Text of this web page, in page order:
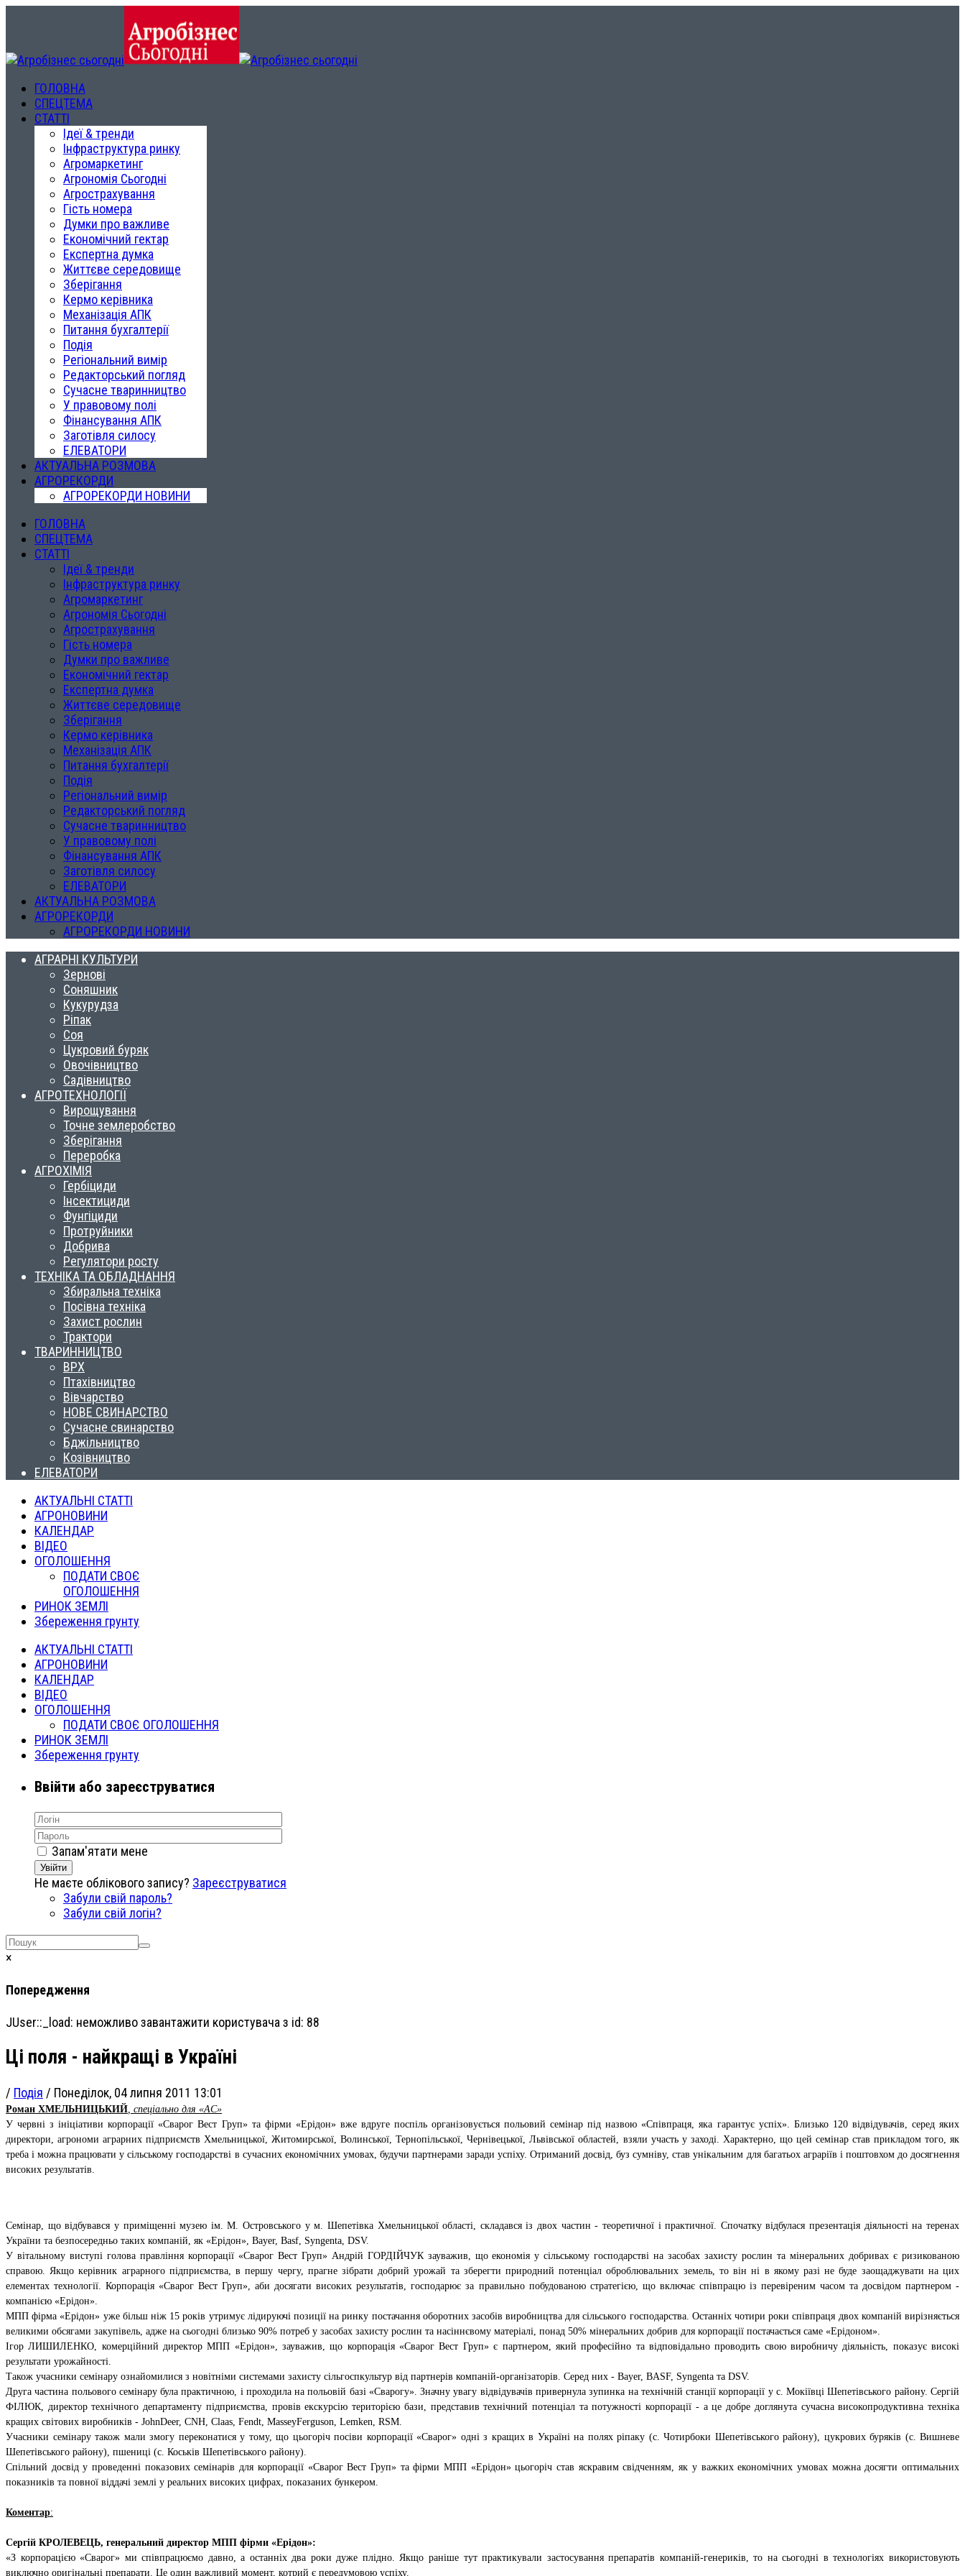
ГОЛОВНА
СПЕЦТЕМА
СТАТТІ
Ідеї & тренди
Інфраструктура ринку
Агромаркетинг
Агрономія Сьогодні
Агрострахування
Гість номера
Думки про важливе
Економічний гектар
Експертна думка
Життєве середовище
Зберігання
Кермо керівника
Механізація АПК
Питання бухгалтерії
Подія
Регіональний вимір
Редакторський погляд
Сучасне тваринництво
У правовому полі
Фінансування АПК
Заготівля силосу
ЕЛЕВАТОРИ
АКТУАЛЬНА РОЗМОВА
АГРОРЕКОРДИ
АГРОРЕКОРДИ НОВИНИ
ГОЛОВНА
СПЕЦТЕМА
СТАТТІ
Ідеї & тренди
Інфраструктура ринку
Агромаркетинг
Агрономія Сьогодні
Агрострахування
Гість номера
Думки про важливе
Економічний гектар
Експертна думка
Життєве середовище
Зберігання
Кермо керівника
Механізація АПК
Питання бухгалтерії
Подія
Регіональний вимір
Редакторський погляд
Сучасне тваринництво
У правовому полі
Фінансування АПК
Заготівля силосу
ЕЛЕВАТОРИ
АКТУАЛЬНА РОЗМОВА
АГРОРЕКОРДИ
АГРОРЕКОРДИ НОВИНИ
АГРАРНІ КУЛЬТУРИ
Зернові
Соняшник
Кукурудза
Ріпак
Соя
Цукровий буряк
Овочівництво
Садівництво
АГРОТЕХНОЛОГІЇ
Вирощування
Точне землеробство
Зберігання
Переробка
АГРОХІМІЯ
Гербіциди
Інсектициди
Фунгіциди
Протруйники
Добрива
Регулятори росту
ТЕХНІКА ТА ОБЛАДНАННЯ
Збиральна техніка
Посівна техніка
Захист рослин
Трактори
ТВАРИННИЦТВО
ВРХ
Птахівництво
Вівчарство
НОВЕ СВИНАРСТВО
Сучасне свинарство
Бджільництво
Козівництво
ЕЛЕВАТОРИ
АКТУАЛЬНІ СТАТТІ
АГРОНОВИНИ
КАЛЕНДАР
ВІДЕО
ОГОЛОШЕННЯ
ПОДАТИ СВОЄ
ОГОЛОШЕННЯ
РИНОК ЗЕМЛІ
Збереження грунту
АКТУАЛЬНІ СТАТТІ
АГРОНОВИНИ
КАЛЕНДАР
ВІДЕО
ОГОЛОШЕННЯ
ПОДАТИ СВОЄ ОГОЛОШЕННЯ
РИНОК ЗЕМЛІ
Збереження грунту
Ввійти або зареєструватися
Запам'ятати мене
Увійти
Не маєте облікового запису? Зареєструватися
Забули свій пароль?
Забули свій логін?
×
Попередження
JUser::_load: неможливо завантажити користувача з id: 88
Ці поля - найкращі в Україні
/ Подія / Понеділок, 04 липня 2011 13:01
Роман ХМЕЛЬНИЦЬКИЙ , спеціально для «АС»
У червні з ініціативи корпорації «Сварог Вест Груп» та фірми «Ерідон» вже вдруге поспіль організовується польовий семінар під назвою «Співпраця, яка гарантує успіх». Близько 120 відвідувачів, серед яких
директори, агрономи аграрних підприємств Хмельницької, Житомирської, Волинської, Тернопільської, Чернівецької, Львівської областей, взяли участь у заході. Характерно, що цей семінар став прикладом того, як
треба і можна працювати у сільському господарстві в сучасних економічних умовах, будучи партнерами заради успіху. Отриманий досвід, буз сумніву, став унікальним для багатьох аграріїв і поштовхом до досягнення
високих результатів.
Семінар, що відбувався у приміщенні музею ім. М. Островського у м. Шепетівка Хмельницької області, складався із двох частин - теоретичної і практичної. Спочатку відбулася презентація діяльності на теренах
України та безпосередньо таких компаній, як «Ерідон», Bayer, Basf, Syngenta, DSV.
У вітальному виступі голова правління корпорації «Сварог Вест Груп» Андрій ГОРДІЙЧУК зауважив, що економія у сільському господарстві на засобах захисту рослин та мінеральних добривах є ризикованою
справою. Якщо керівник аграрного підприємства, в першу чергу, прагне зібрати добрий урожай та зберегти природний потенціал оброблювальних земель, то він ні в якому разі не буде заощаджувати на цих
елементах технології. Корпорація «Сварог Вест Груп», аби досягати високих результатів, господарює за правильно побудованою стратегією, що включає співпрацю із перевіреним часом та досвідом партнером -
компанією «Ерідон».
МПП фірма «Ерідон» уже більш ніж 15 років утримує лідируючі позиції на ринку постачання оборотних засобів виробництва для сільського господарства. Останніх чотири роки співпраця двох компаній вирізняється
великими обсягами закупівель, адже на сьогодні близько 90% потреб у засобах захисту рослин та насіннєвому матеріалі, понад 50% мінеральних добрив для корпорації постачається саме «Ерідоном».
Ігор ЛИШИЛЕНКО, комерційний директор МПП «Ерідон», зауважив, що корпорація «Сварог Вест Груп» є партнером, який професійно та відповідально проводить свою виробничу діяльність, показує високі
результати урожайності.
Також учасники семінару ознайомилися з новітніми системами захисту сільгоспкультур від партнерів компаній-організаторів. Серед них - Bayer, BASF, Syngenta та DSV.
Друга частина польового семінару була практичною, і проходила на польовій базі «Сварогу». Значну увагу відвідувачів привернула зупинка на технічній станції корпорації у с. Мокіївці Шепетівського району. Сергій
ФІЛЮК, директор технічного департаменту підприємства, провів екскурсію територією бази, представив технічний потенціал та потужності корпорації - а це добре доглянута сучасна високопродуктивна техніка
кращих світових виробників - JohnDeer, CNH, Claas, Fendt, MasseyFerguson, Lemken, RSM.
Учасники семінару також мали змогу переконатися у тому, що цьогоріч посіви корпорації «Сварог» одні з кращих в Україні на полях ріпаку (с. Чотирбоки Шепетівського району), цукрових буряків (с. Вишневе
Шепетівського району), пшениці (с. Коськів Шепетівського району).
Спільний досвід у проведенні показових семінарів для корпорації «Сварог Вест Груп» та фірми МПП «Ерідон» цьогоріч став яскравим свідченням, як у важких економічних умовах можна досягти оптимальних
показників та повної віддачі землі у реальних високих цифрах, показаних бункером.
Коментар:
Сергій КРОЛЕВЕЦЬ, генеральний директор МПП фірми «Ерідон»:
«З корпорацією «Сварог» ми співпрацюємо давно, а останніх два роки дуже плідно. Якщо раніше тут практикували застосування препаратів компаній-генериків, то на сьогодні в технологіях використовують
виключно оригінальні препарати. Це один важливий момент, котрий є передумовою успіху.